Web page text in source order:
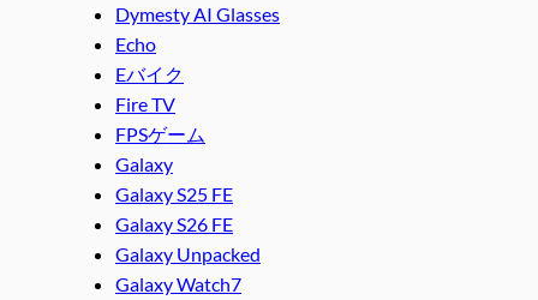
Dymesty AI Glasses
Echo
Eバイク
Fire TV
FPSゲーム
Galaxy
Galaxy S25 FE
Galaxy S26 FE
Galaxy Unpacked
Galaxy Watch7